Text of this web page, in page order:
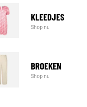
KLEEDJES
Shop nu
BROEKEN
Shop nu